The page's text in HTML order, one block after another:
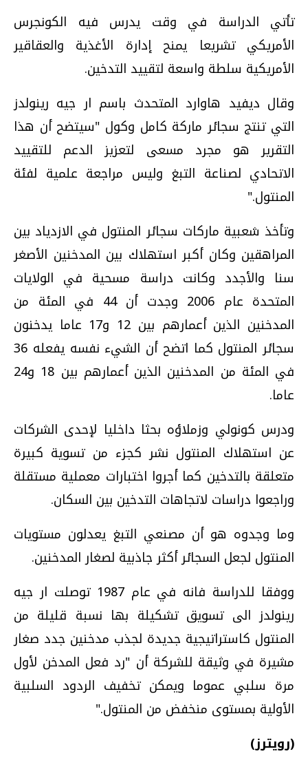
تأتي الدراسة في وقت يدرس فيه الكونجرس
الأمريكي تشريعا يمنح إدارة الأغذية والعقاقير
الأمريكية سلطة واسعة لتقييد التدخين.
وقال ديفيد هاوارد المتحدث باسم ار جيه رينولدز
التي تنتج سجائر ماركة كامل وكول "سيتضح أن هذا
التقرير هو مجرد مسعى لتعزيز الدعم للتقييد
الاتحادي لصناعة التبغ وليس مراجعة علمية لفئة
المنتول."
وتأخذ شعبية ماركات سجائر المنتول في الازدياد بين
المراهقين وكان أكبر استهلاك بين المدخنين الأصغر
سنا والأجدد وكانت دراسة مسحية في الولايات
المتحدة عام 2006 وجدت أن 44 في المئة من
المدخنين الذين أعمارهم بين 12 و17 عاما يدخنون
سجائر المنتول كما اتضح أن الشيء نفسه يفعله 36
في المئة من المدخنين الذين أعمارهم بين 18 و24
عاما.
ودرس كونولي وزملاؤه بحثا داخليا لإحدى الشركات
عن استهلاك المنتول نشر كجزء من تسوية كبيرة
متعلقة بالتدخين كما أجروا اختبارات معملية مستقلة
وراجعوا دراسات لاتجاهات التدخين بين السكان.
وما وجدوه هو أن مصنعي التبغ يعدلون مستويات
المنتول لجعل السجائر أكثر جاذبية لصغار المدخنين.
ووفقا للدراسة فانه في عام 1987 توصلت ار جيه
رينولدز الى تسويق تشكيلة بها نسبة قليلة من
المنتول كاستراتيجية جديدة لجذب مدخنين جدد صغار
مشيرة في وثيقة للشركة أن "رد فعل المدخن لأول
مرة سلبي عموما ويمكن تخفيف الردود السلبية
الأولية بمستوى منخفض من المنتول."
(رويترز)